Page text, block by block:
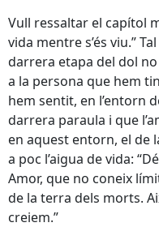
Vull ressaltar el capítol
vida mentre s’és viu.”
darrera etapa del dol
a la persona que hem
hem sentit, en l’entorn
darrera paraula i que
en aquest entorn, el de
a poc l’aigua de vida:
Amor, que no coneix
de la terra dels morts.
creiem.”